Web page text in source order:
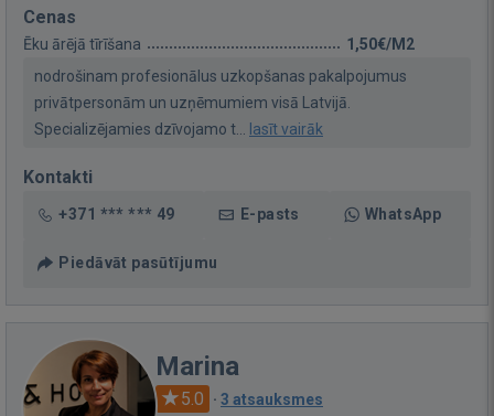
Cenas
Ēku ārējā tīrīšana
1,50€/M2
nodrošinam profesionālus uzkopšanas pakalpojumus
privātpersonām un uzņēmumiem visā Latvijā.
Specializējamies dzīvojamo t...
lasīt vairāk
Kontakti
+371 *** *** 49 E-pasts WhatsApp
Piedāvāt pasūtījumu
Marina
5.0 · 3 atsauksmes